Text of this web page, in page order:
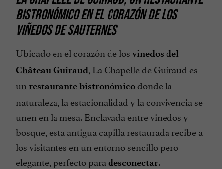
BISTRONÓMICO EN EL CORAZÓN DE LOS
VIÑEDOS DE SAUTERNES
Ubicado en el corazón de los viñedos del
Château Guiraud, La Chapelle de Guiraud es
un restaurante bistronómicodonde la
naturaleza, la estacionalidad y la convivencia se
unen en la mesa. Enclavada entre viñedos y
bosque, esta antigua capilla restaurada recibe a
los visitantes en un entorno sencillo pero
elegante, perfecto para desconectar.